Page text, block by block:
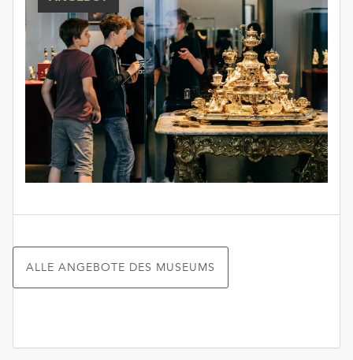
ALLE ANGEBOTE DES MUSEUMS